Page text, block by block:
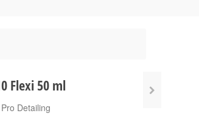
Flexi 50 ml
Detailing